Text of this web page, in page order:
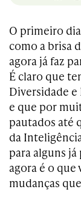
O primeiro
como a brisa
agora já faz
É claro que
Diversidade
e que por
pautados até
da
para alguns já
agora é o que
mudanças